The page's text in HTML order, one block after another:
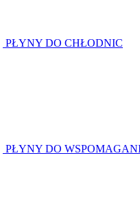
PŁYNY DO CHŁODNIC
PŁYNY DO